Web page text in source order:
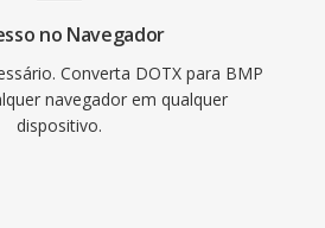
no Navegador
Converta DOTX para BMP
navegador em qualquer
dispositivo.